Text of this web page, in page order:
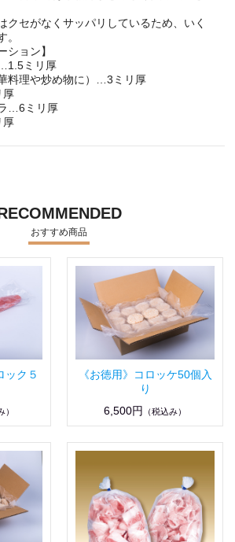
クセがなくサッパリしているため、いく
。
ション】
ミリ厚
料理や炒め物に）…3ミリ厚
厚
…6ミリ厚
厚
おすすめ商品
ック５
）
《お徳用》コロッケ50個入
り
6,500円
（税込み）